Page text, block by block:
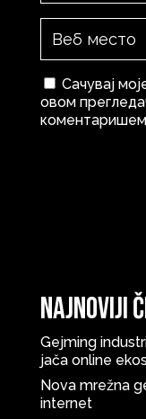
Сачувај
овом
Najnoviji
Gejming
jača online
Nova mrežna
internet